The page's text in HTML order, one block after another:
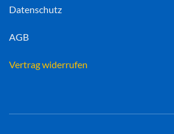
Datenschutz
AGB
Vertrag widerrufen